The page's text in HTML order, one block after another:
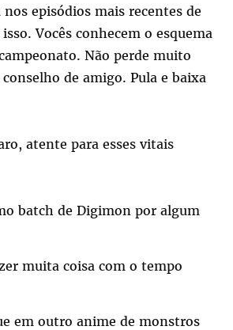
episódios mais recentes de
Vocês conhecem o esquema
Não perde muito
de amigo. Pula e baixa
atente para esses vitais
batch de Digimon por algum
muita coisa com o tempo
em outro anime de monstros